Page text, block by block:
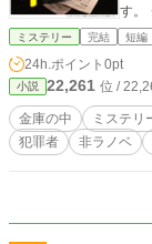
す。
うの
ミステリー 完結 短編
24h.ポイント 0pt
小説 22,261 位 /
金庫の中 ミステリ
犯罪者
非ラノベ